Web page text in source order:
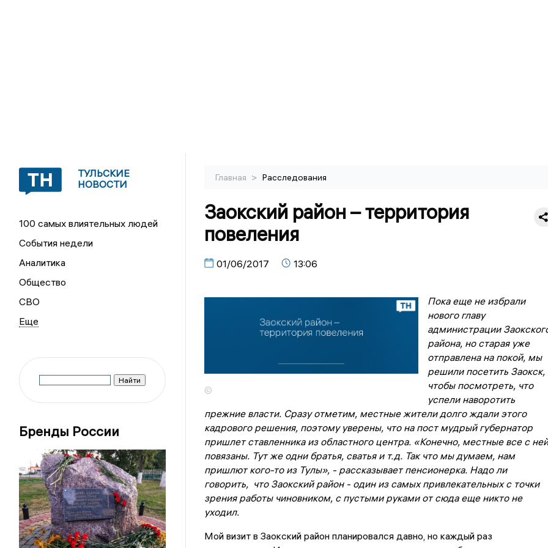
ТУЛЬСКИЕ
НОВОСТИ
100 самых влиятельных людей
События недели
Аналитика
Общество
СВО
Бренды России
Главная > Расследования
Заокский район – территория
повеления
01/06/2017 13:06
©
Пока еще не избрали
нового главу
администрации
района, но старая уже
отправлена на покой, мы
решили посетить Заокск,
чтобы посмотреть, что
успели наворотить
прежние власти. Сразу отметим, местные жители долго ждали этого
кадрового решения, поэтому уверены, что на пост мудрый губернатор
пришлет ставленника из областного центра. «Конечно, местные все с ней
повязаны. Тут же одни братья, сватья и т.д. Так что мы думаем, нам
пришлют кого-то из Тулы», - рассказывает пенсионерка. Надо ли
говорить, что Заокский район - один из самых привлекательных с точки
зрения работы чиновником, с пустыми руками от сюда еще никто не
уходил.
Мой визит в Заокский район планировался давно, но каждый раз